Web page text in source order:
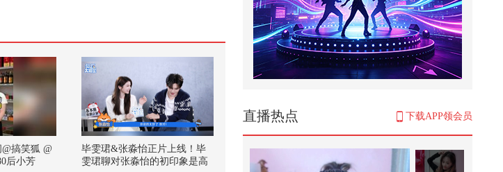
#2026秋季搜狐视频关注流大会 #地
球online秋关副本 #一不小心就潮...
5,274
帮助小女孩辨别坏人
@曾可妮 专访上线！提前做好耐力
训练准备简直斗志满满！新歌3.29
即...
2,685
直播热点 下载APP领会员
搞笑狐 @
后小芳
毕雯珺&张淼怡正片上线！毕
雯珺聊对张淼怡的初印象是高